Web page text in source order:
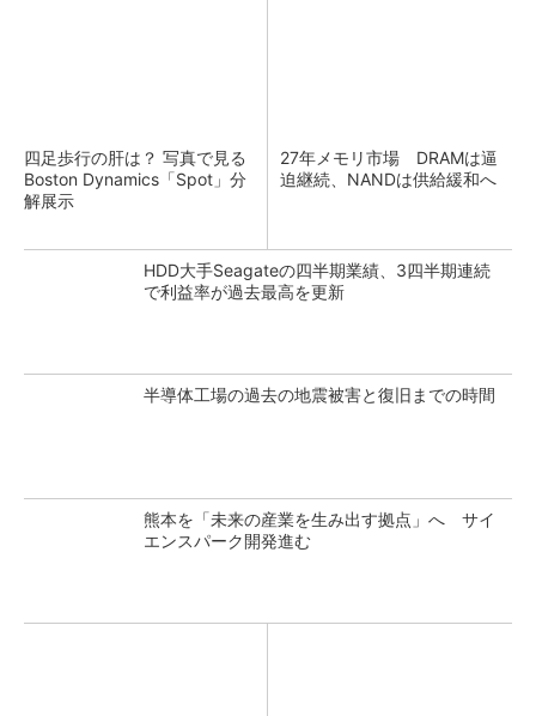
四足歩行の肝は？ 写真で見る
Boston Dynamics「Spot」分
解展示
27年メモリ市場 DRAMは逼
迫継続、NANDは供給緩和へ
HDD大手Seagateの四半期業績、3四半期連続
で利益率が過去最高を更新
半導体工場の過去の地震被害と復旧までの時間
熊本を「未来の産業を生み出す拠点」へ サイ
エンスパーク開発進む